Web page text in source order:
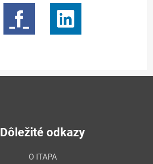
Dôležité odkazy
O ITAPA